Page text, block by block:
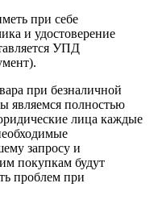
при себе
и удостоверение
УПД
при безналичной
являемся полностью
лица каждые
запросу и
покупкам будут
проблем при